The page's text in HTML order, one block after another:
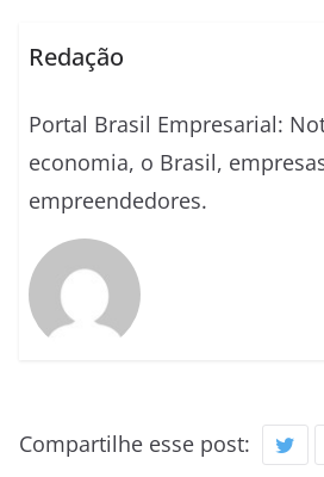
Redação
Portal Brasil Empresarial:
economia, o Brasil,
empreendedores.
Compartilhe esse post: